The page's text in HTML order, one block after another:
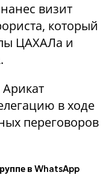
визит
который
ЦАХАЛа и
в ходе
переговоров
в WhatsApp